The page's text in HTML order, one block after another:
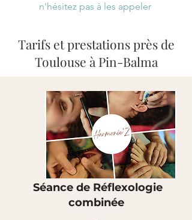
n'hésitez pas à les appeler
Tarifs et prestations près de
Toulouse à Pin-Balma
Séance de Réflexologie
combinée